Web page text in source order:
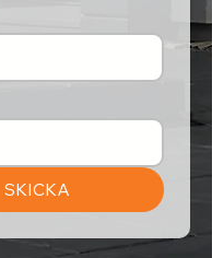
SKICKA